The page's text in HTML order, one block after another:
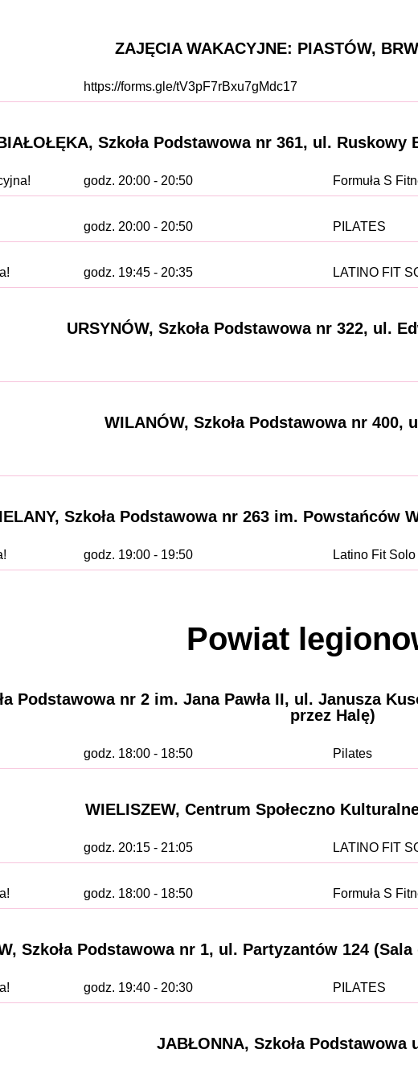
ZAJĘCIA WAKACYJNE: PIASTÓW,
https://forms.gle/tV3pF7rBxu7gMdc17
Szkoła Podstawowa nr 361, ul.
godz. 20:00 - 20:50 Formuła S
godz. 20:00 - 20:50 PILATES
godz. 19:45 - 20:35 LATINO FIT
URSYNÓW, Szkoła Podstawowa nr 322, ul.
WILANÓW, Szkoła Podstawowa nr 400,
Szkoła Podstawowa nr 263 im. Powstańców
godz. 19:00 - 19:50 Latino Fit Solo
Powiat
Podstawowa nr 2 im. Jana Pawła II, ul. Janusza
przez Halę)
godz. 18:00 - 18:50 Pilates
WIELISZEW, Centrum Społeczno
godz. 20:15 - 21:05 LATINO FIT
godz. 18:00 - 18:50 Formuła S
Szkoła Podstawowa nr 1, ul. Partyzantów 124
godz. 19:40 - 20:30 PILATES
JABŁONNA, Szkoła Podstawowa